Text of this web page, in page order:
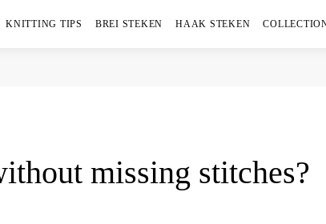
KNITTING TIPS BREI STEKEN HAAK STEKEN
missing stitches?